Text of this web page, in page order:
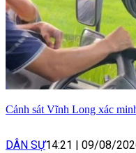
Cảnh sát Vĩnh Long xác
DÂN SỰ14:21 09/08/